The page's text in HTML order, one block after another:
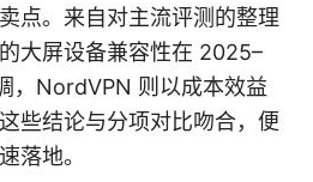
点。来自对主流评测的整理
大屏设备兼容性在 2025–
，NordVPN 则以成本效益
些结论与分项对比吻合，便
落地。